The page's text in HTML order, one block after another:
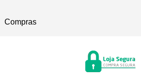
Compras